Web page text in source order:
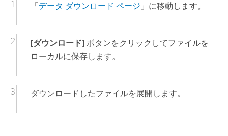
「データ ダウンロード ページ 」に移動します。
[ダウンロード]ボタンをクリックしてファイルを
ローカルに保存します。
ダウンロードしたファイルを展開します。